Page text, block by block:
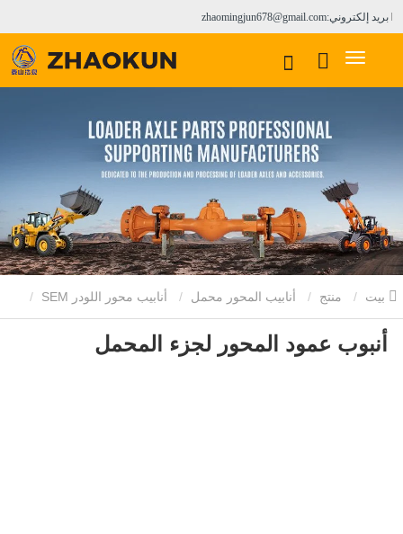
بريد إلكتروني:zhaomingjun678@gmail.com
منتج أنابيب المحور محمل أنابيب محور اللودر SEM
أنبوب عمود المحور لجزء المحمل
أنبوب عمود المحور لجزء المحمل